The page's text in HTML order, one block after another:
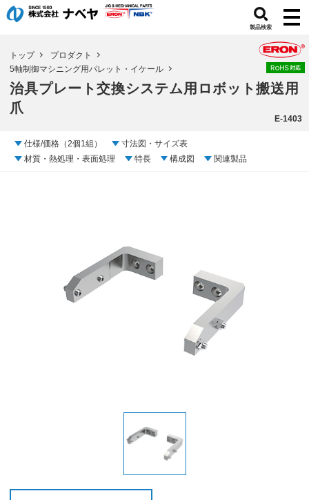
製品検索
トップ
プロダクト
5軸制御マシニング用パレット・イケール
治具プレート交換システム用ロボット搬送用
爪
E-1403
仕様/価格（2個1組）
寸法図・サイズ表
材質・熱処理・表面処理
特長 構成図 関連製品